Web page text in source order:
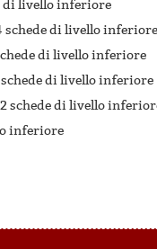
di livello inferiore
schede di livello inferiore
di livello inferiore
di livello inferiore
2 schede di livello
inferiore